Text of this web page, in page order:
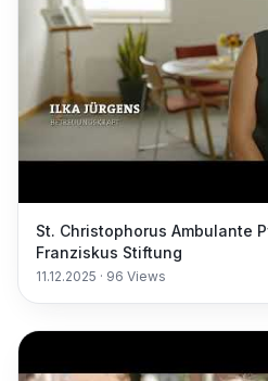
St. Christophorus Ambulante
Franziskus Stiftung
11.12.2025 · 96 Views